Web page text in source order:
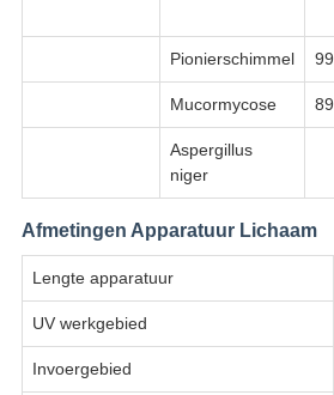
Pionierschimmel 99
Mucormycose 89
Aspergillus
niger
Afmetingen Apparatuur Lichaam
Lengte apparatuur
UV werkgebied
Invoergebied